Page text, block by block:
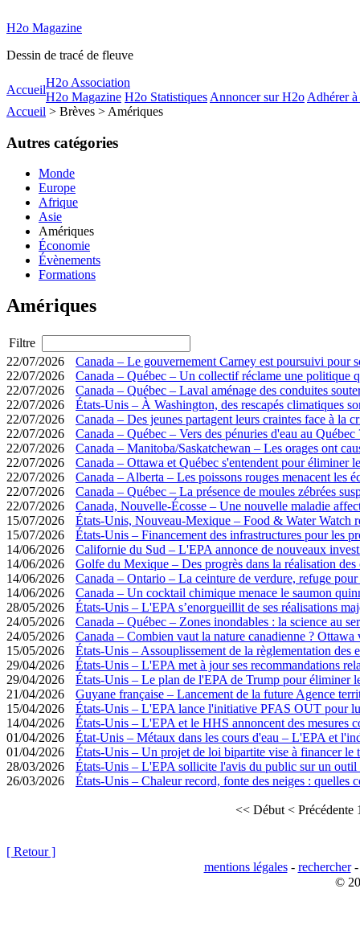
H2o Magazine
Dessin de tracé de fleuve
Accueil
H2o Association
H2o Magazine H2o Statistiques Annoncer sur H2o Adhérer
Accueil > Brèves > Amériques
Autres catégories
Monde
Europe
Afrique
Asie
Amériques
Économie
Évènements
Formations
Amériques
Filtre
22/07/2026
Canada – Le gouvernement Carney est poursuivi pour
22/07/2026
Canada – Québec – Un collectif réclame une politique
22/07/2026
Canada – Québec – Laval aménage des conduites
22/07/2026
États-Unis – À Washington, des rescapés climatiques
22/07/2026
Canada – Des jeunes partagent leurs craintes face à la
22/07/2026
Canada – Québec – Vers des pénuries d'eau au Québec
22/07/2026
Canada – Manitoba/Saskatchewan – Les orages ont
22/07/2026
Canada – Ottawa et Québec s'entendent pour éliminer
22/07/2026
Canada – Alberta – Les poissons rouges menacent les
22/07/2026
Canada – Québec – La présence de moules zébrées
22/07/2026
Canada, Nouvelle-Écosse – Une nouvelle maladie
15/07/2026
États-Unis, Nouveau-Mexique – Food & Water Watch
15/07/2026
États-Unis – Financement des infrastructures pour les
14/06/2026
Californie du Sud – L'EPA annonce de nouveaux
14/06/2026
Golfe du Mexique – Des progrès dans la réalisation
14/06/2026
Canada – Ontario – La ceinture de verdure, refuge pour
14/06/2026
Canada – Un cocktail chimique menace le saumon
28/05/2026
États-Unis – L'EPA s’enorgueillit de ses réalisations
24/05/2026
Canada – Québec – Zones inondables : la science au
24/05/2026
Canada – Combien vaut la nature canadienne ?
15/05/2026
États-Unis – Assouplissement de la règlementation
29/04/2026
États-Unis – L'EPA met à jour ses recommandations
29/04/2026
États-Unis – Le plan de l'EPA de Trump pour éliminer
21/04/2026
Guyane française – Lancement de la future ­Agence
15/04/2026
États-Unis – L'EPA lance l'initiative PFAS OUT pour
14/04/2026
États-Unis – L'EPA et le HHS annoncent des mesures
01/04/2026
État-Unis – Métaux dans les cours d'eau – L'EPA et
01/04/2026
États-Unis – Un projet de loi bipartite vise à financer
28/03/2026
États-Unis – L'EPA sollicite l'avis du public sur un
26/03/2026
États-Unis – Chaleur record, fonte des neiges : quelles
<< Début < Précédente
[ Retour ]
mentions légales- rechercher
©